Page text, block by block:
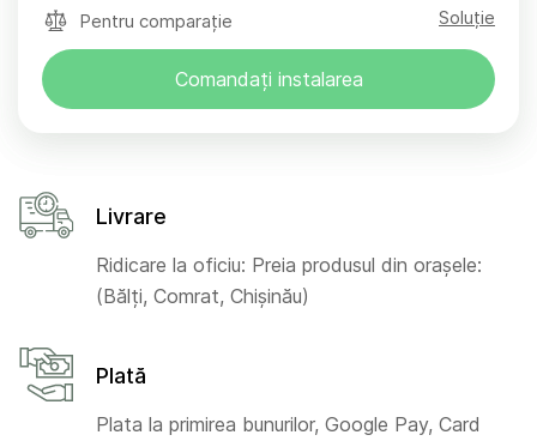
Pentru comparație Soluție
Comandați instalarea
Livrare
Ridicare la oficiu: Preia produsul din orașele:
(Bălți, Comrat, Chișinău)
Plată
Plata la primirea bunurilor, Google Pay, Card